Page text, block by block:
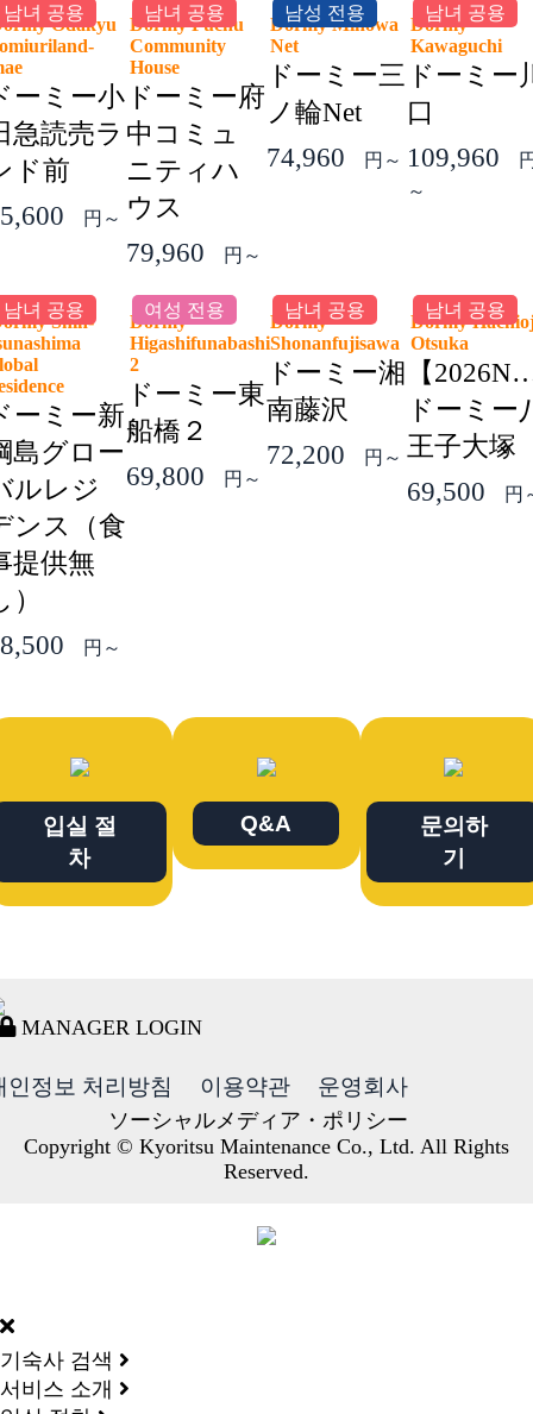
남녀 공용
Odakyu
ーミー小
急読売ラ
ド前
円～
남녀 공용
Dormy Fuchu
Community
House
ドーミー府
中コミュ
ニティハ
ウス
79,960
円～
남성 전용
Dormy Minowa
Net
ドーミー三
ノ輪Net
74,960
円～
남녀 공용
Dormy
Kawaguchi
ドーミー
口
109,960
～
남녀 공용
Shin-
ーミー新
島グロー
ルレジ
ンス（食
提供無
）
円～
여성 전용
Dormy
Higashifunabashi
2
ドーミー東
船橋２
69,800
円～
남녀 공용
Dormy
Shonanfujisawa
ドーミー湘
南藤沢
72,200
円～
남녀 공용
Dormy
Otsuka
【
ドーミー
王子大塚
69,500
円
입실 절
차
Q&A
문의하
기
MANAGER LOGIN
인정보 처리방침 이용약관 운영회사
ソーシャルメディア・ポリシー
Copyright © Kyoritsu Maintenance Co., Ltd. All Rights
Reserved.
기숙사 검색
서비스 소개